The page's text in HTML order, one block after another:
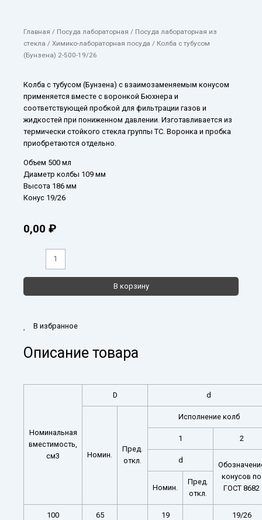
Главная / Посуда лабораторная / Посуда лабораторная из
стекла / Химико-лабораторная посуда / Колба с тубусом
(Бунзена) 2-500-19/26
Колба с тубусом (Бунзена) с взаимозаменяемым конусом
применяется вместе с воронкой Бюхнера и
соответствующей пробкой для фильтрации газов и
жидкостей при пониженном давлении. Изготавливается из
термически стойкого стекла группы ТС. Воронка и пробка
приобретаются отдельно.
Объем 500 мл
Диаметр колбы 109 мм
Высота 186 мм
Конус 19/26
0,00 ₽
Колба
19/26
В корзину
В избранное
Описание товара
Номинальная
вместимость,
см3
D d
Номин.
Пред.
откл.
Исполнение колб
1 2
d
конусов по
ГОСТ 8682
Номин.
Пред.
откл.
100 65
19
19/26